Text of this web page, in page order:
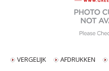
VERGELIJK AFDRUKKEN